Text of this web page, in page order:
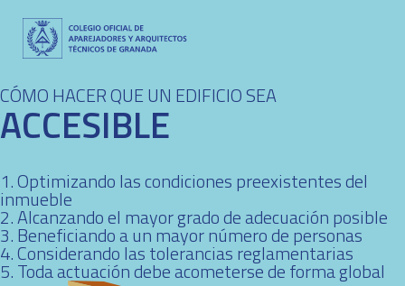
CÓMO HACER QUE UN EDIFICIO SEA
ACCESIBLE
1. Optimizando las condiciones preexistentes del
inmueble
2. Alcanzando el mayor grado de adecuación posible
3. Beneficiando a un mayor número de personas
4. Considerando las tolerancias reglamentarias
5. Toda actuación debe acometerse de forma global